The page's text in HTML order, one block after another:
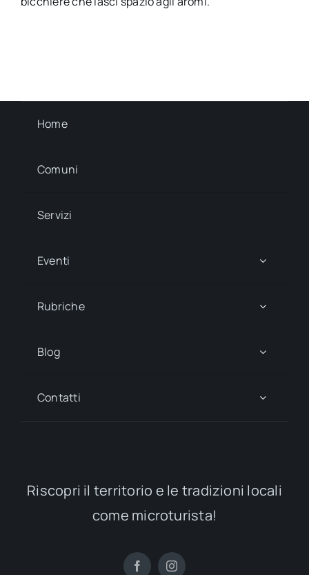
Home
Comuni
Servizi
Eventi
Rubriche
Blog
Contatti
Riscopri il territorio e le tradizioni locali
come microturista!